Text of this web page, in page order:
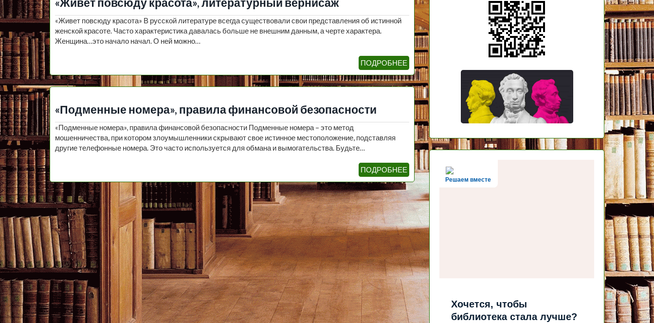
«Живет повсюду красота», литературный вернисаж
«Живет повсюду красота» В русской литературе всегда существовали свои представления об истинной
женской красоте. Часто характеристика давалась больше не внешним данным, а черте характера.
Женщина…это начало начал. О ней можно…
ПОДРОБНЕЕ
«Подменные номера», правила финансовой безопасности
«Подменные номера», правила финансовой безопасности Подменные номера – это метод
мошенничества, при котором злоумышленники скрывают свое истинное местоположение, подставляя
другие телефонные номера. Это часто используется для обмана и вымогательства. Будьте…
ПОДРОБНЕЕ
Решаем вместе
Хочется, чтобы
библиотека стала лучше?